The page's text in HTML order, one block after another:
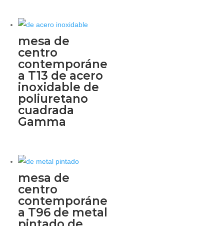
mesa de
centro
contemporáne
a T13 de acero
inoxidable de
poliuretano
cuadrada
Gamma
mesa de
centro
contemporáne
a T96 de metal